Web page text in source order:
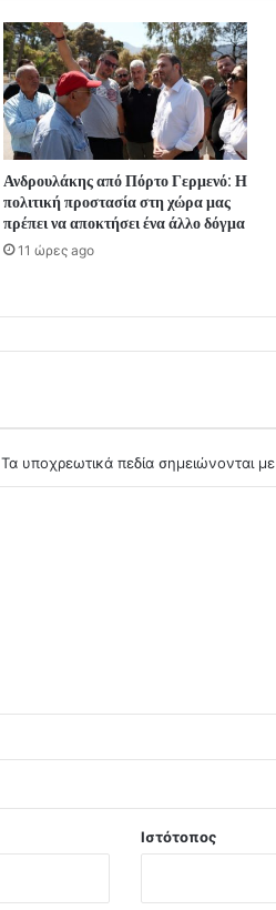
Ανδρουλάκης από Πόρτο Γερμενό: Η
πολιτική προστασία στη χώρα μας
πρέπει να αποκτήσει ένα άλλο δόγμα
11 ώρες ago
Τα υποχρεωτικά πεδία σημειώνονται με
Ιστότοπος